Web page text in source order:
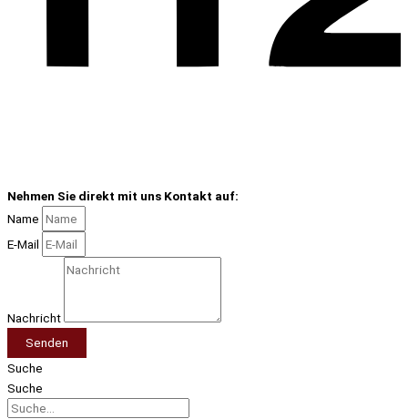
Nehmen Sie direkt mit uns Kontakt auf:
Name
E-Mail
Nachricht
Senden
Suche
Suche